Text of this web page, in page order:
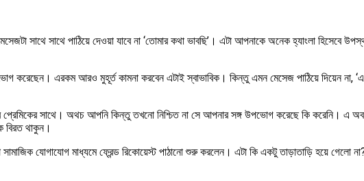
সাথে সাথে পাঠিয়ে দেওয়া যাবে না ‘তোমার কথা ভাবছি’। এটা আপনাকে অনেক হ্যাংলা হিসেবে
এরকম আরও মুহূর্ত কামনা করবেন এটাই স্বাভাবিক। কিন্তু এমন মেসেজ পাঠিয়ে দিয়েন
সাথে। অথচ আপনি কিন্তু তখনো নিশ্চিত না সে আপনার সঙ্গ উপভোগ করেছে কি করেনি। এ
বিরত থাকুন।
যোগাযোগ মাধ্যমে ফ্রেন্ড রিকোয়েস্ট পাঠানো শুরু করলেন। এটা কি একটু তাড়াতাড়ি হয়ে